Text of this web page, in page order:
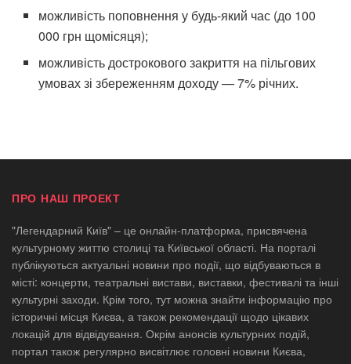
можливість поповнення у будь-який час (до 100
000 грн щомісяця);
можливість дострокового закриття на пільгових
умовах зі збереженням доходу — 7% річних.
ПРО НАШ ПРОЕКТ
"Легендарний Київ" – це онлайн-платформа, присвячена
культурному життю столиці та Київської області. На порталі
публікуються актуальні новини про події, що відбуваються в
місті: концерти, театральні вистави, виставки, фестивалі та інші
культурні заходи. Крім того, тут можна знайти інформацію про
історичні місця Києва, а також рекомендації щодо цікавих
локацій для відвідування. Окрім анонсів культурних подій,
портал також регулярно висвітлює головні новини Києва,